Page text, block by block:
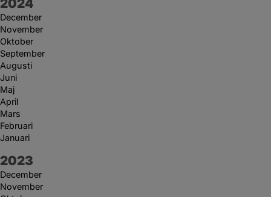
2024
December
November
Oktober
September
Augusti
Juni
Maj
April
Mars
Februari
Januari
År:
2023
December
November